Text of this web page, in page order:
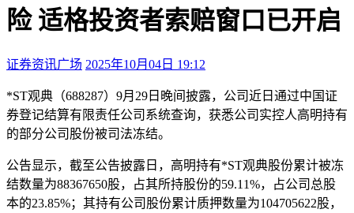
险 适格投资者索赔窗口已开启
证券资讯广场 2025年10月04日 19:12
*ST观典（688287）9月29日晚间披露，公司近日通过中国证
券登记结算有限责任公司系统查询，获悉公司实控人高明持有
的部分公司股份被司法冻结。
公告显示，截至公告披露日，高明持有*ST观典股份累计被冻
结数量为88367650股，占其所持股份的59.11%，占公司总股
本的23.85%；其持有公司股份累计质押数量为104705622股，